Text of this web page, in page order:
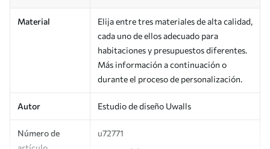
Material
Elija entre tres materiales de alta calidad,
cada uno de ellos adecuado para
habitaciones y presupuestos diferentes.
Más información a continuación o
durante el proceso de personalización.
Autor Estudio de diseño Uwalls
Número de
u72771